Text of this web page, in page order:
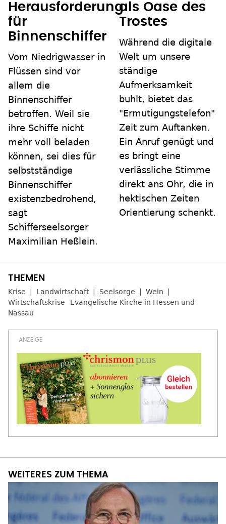
Herausforderung
für
Binnenschiffer
Vom Niedrigwasser in
Flüssen sind vor
allem die
Binnenschiffer
betroffen. Weil sie
ihre Schiffe nicht
mehr voll beladen
können, sei dies für
selbstständige
Binnenschiffer
existenzbedrohend,
sagt
Schifferseelsorger
Maximilian Heßlein.
als Oase des
Trostes
Während die digitale
Welt um unsere
ständige
Aufmerksamkeit
buhlt, bietet das
"Ermutigungstelefon"
Zeit zum Auftanken.
Ein Anruf genügt und
es bringt eine
verlässliche Stimme
direkt ans Ohr, die in
hektischen Zeiten
Orientierung schenkt.
Krise Landwirtschaft Seelsorge
Wein
Wirtschaftskrise
Evangelische Kirche in Hessen und
Nassau
WEITERES ZUM THEMA